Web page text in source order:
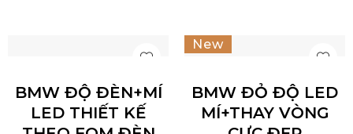
BMW ĐỘ ĐÈN+MÍ
LED THIẾT KẾ
New
BMW ĐỎ ĐỘ LED
MÍ+THAY VÒNG